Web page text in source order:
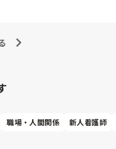
職場・人間関係 新人看護師